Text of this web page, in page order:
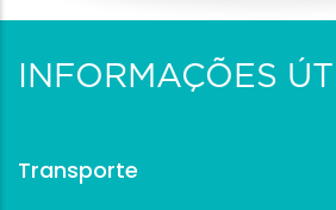
INFORMAÇÕES
Transporte